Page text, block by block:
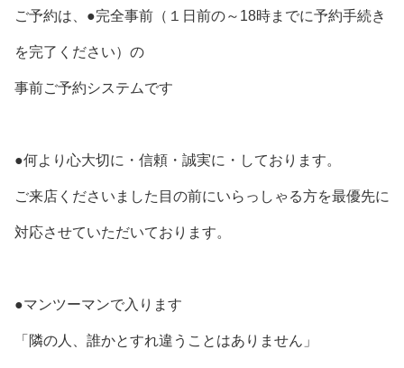
ご予約は、●完全事前（１日前の～18時までに予約手続き
を完了ください）の
事前ご予約システムです
●何より心大切に・信頼・誠実に・しております。
ご来店くださいました目の前にいらっしゃる方を最優先に
対応させていただいております。
●マンツーマンで入ります
「隣の人、誰かとすれ違うことはありません」